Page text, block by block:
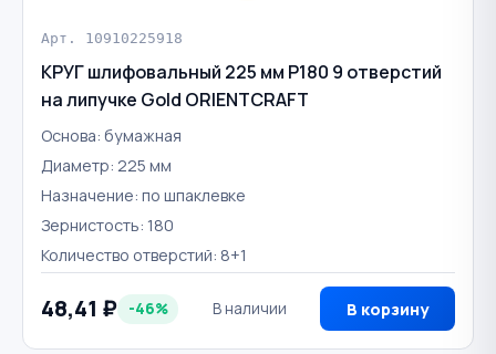
Арт. 10910225918
КРУГ шлифовальный 225 мм Р180 9 отверстий
на липучке Gold ORIENTCRAFT
Основа: бумажная
Диаметр: 225 мм
Назначение: по шпаклевке
Зернистость: 180
Количество отверстий: 8+1
48,41 ₽ -46% В наличии В корзину